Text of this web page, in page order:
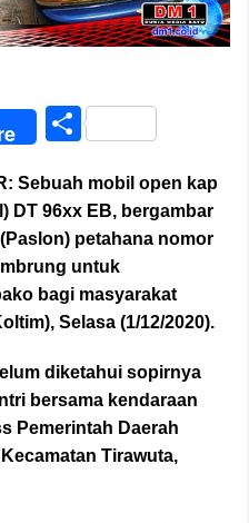
Share
Sebuah mobil open kap
DT 96xx EB, bergambar
petahana nomor
untuk
bagi masyarakat
Selasa (1/12/2020).
diketahui sopirnya
bersama kendaraan
Pemerintah Daerah
Tirawuta,